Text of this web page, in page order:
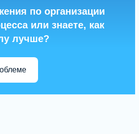
по организации
или знаете, как
лучше?